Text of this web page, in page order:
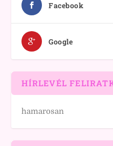
Facebook
Google
HÍRLEVÉL
hamarosan